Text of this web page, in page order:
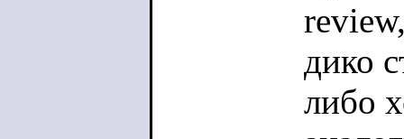
дико
либо